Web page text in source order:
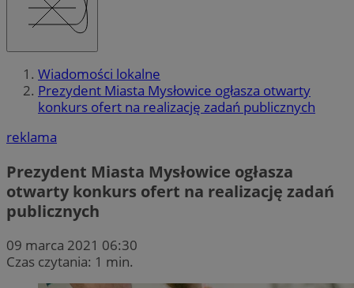
Wiadomości lokalne
Prezydent Miasta Mysłowice ogłasza otwarty
konkurs ofert na realizację zadań publicznych
reklama
Prezydent Miasta Mysłowice ogłasza
otwarty konkurs ofert na realizację zadań
publicznych
09 marca 2021 06:30
Czas czytania: 1 min.